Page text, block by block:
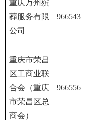
重庆万州殡
葬服务有限
公司
966543
重庆市荣昌
区工商业联
合会（重庆
市荣昌区总
商会）
966556